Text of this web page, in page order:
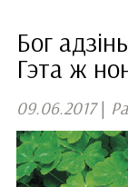
Бог
Гэта ж
09.06.2017|